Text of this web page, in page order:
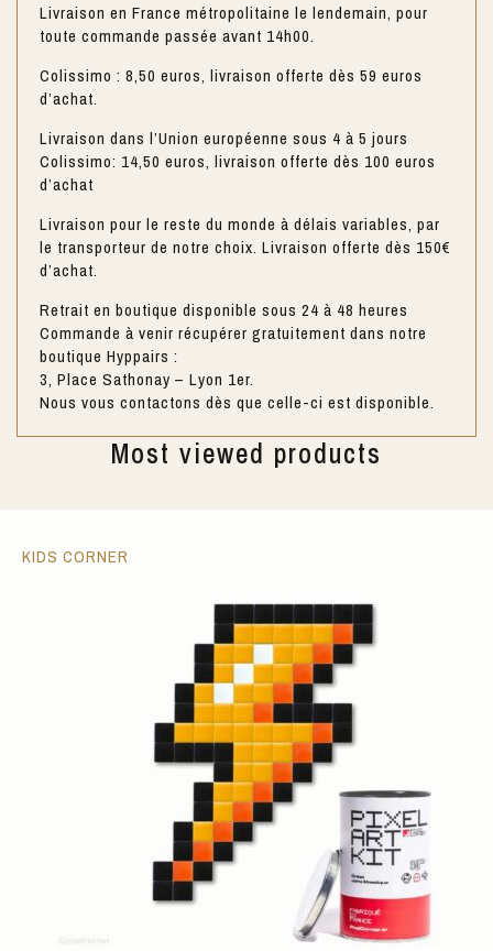
Livraison en France métropolitaine le lendemain, pour
toute commande passée avant 14h00.
Colissimo : 8,50 euros, livraison offerte dès 59 euros
d’achat.
Livraison dans l’Union européenne sous 4 à 5 jours
Colissimo: 14,50 euros, livraison offerte dès 100 euros
d’achat
Livraison pour le reste du monde à délais variables, par
le transporteur de notre choix. Livraison offerte dès 150€
d’achat.
Retrait en boutique disponible sous 24 à 48 heures
Commande à venir récupérer gratuitement dans notre
boutique Hyppairs :
3, Place Sathonay – Lyon 1er.
Nous vous contactons dès que celle-ci est disponible.
Most viewed products
KIDS CORNER